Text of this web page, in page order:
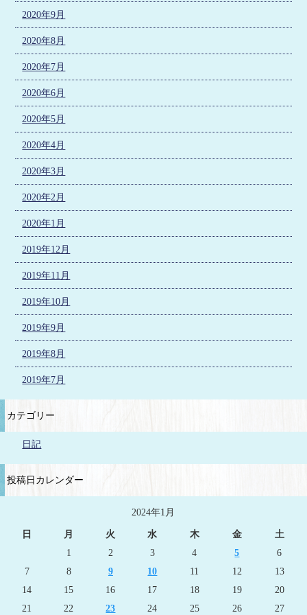
2020年9月
2020年8月
2020年7月
2020年6月
2020年5月
2020年4月
2020年3月
2020年2月
2020年1月
2019年12月
2019年11月
2019年10月
2019年9月
2019年8月
2019年7月
カテゴリー
日記
投稿日カレンダー
2024年1月
日 月 火 水 木 金
土
1
2 3 4 5
6
7
8 9 10 11 12
13
14
15 16 17 18 19
20
21
22 23 24 25 26 27